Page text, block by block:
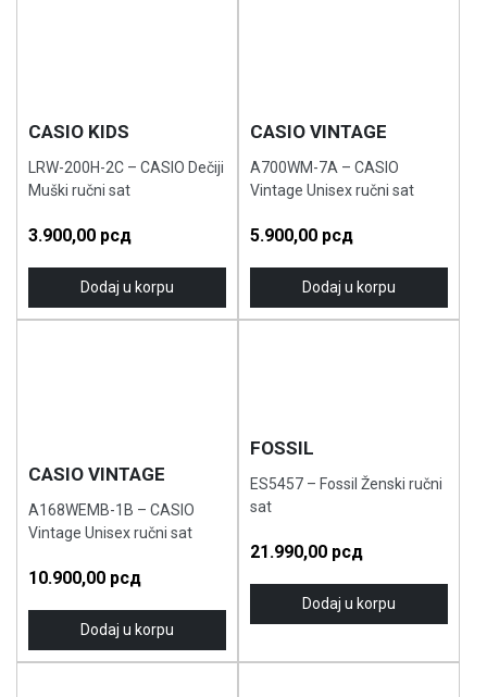
CASIO KIDS
LRW-200H-2C – CASIO Dečiji
Muški ručni sat
3.900,00 рсд
Dodaj u korpu
CASIO VINTAGE
A700WM-7A – CASIO
Vintage Unisex ručni sat
5.900,00 рсд
Dodaj u korpu
CASIO VINTAGE
A168WEMB-1B – CASIO
Vintage Unisex ručni sat
10.900,00 рсд
Dodaj u korpu
FOSSIL
ES5457 – Fossil Ženski ručni
sat
21.990,00 рсд
Dodaj u korpu